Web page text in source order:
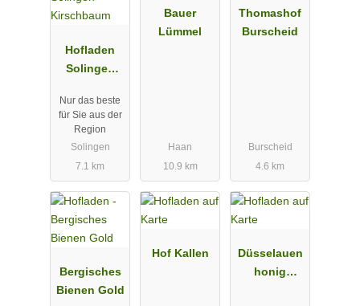
Hofladen
Solingen
Nur das beste
für Sie aus der
Region
Solingen
7.1 km
Bauer
Lümmel
Haan
10.9 km
Thomashof
Burscheid
Burscheid
4.6 km
Bergisches
Bienen Gold
Hof Kallen
Düsselauen
honig